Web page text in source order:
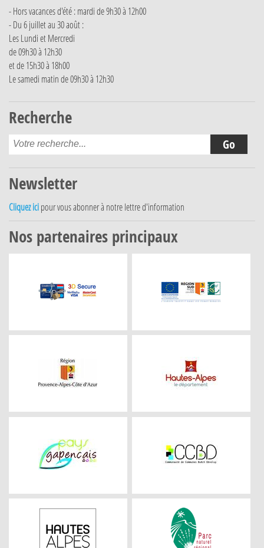
- Hors vacances d'été : mardi de 9h30 à 12h00
- Du 6 juillet au 30 août :
Les Lundi et Mercredi
de 09h30 à 12h30
et de 15h30 à 18h00
Le samedi matin de 09h30 à 12h30
Recherche
Newsletter
Cliquez ici pour vous abonner à notre lettre d'information
Nos partenaires principaux